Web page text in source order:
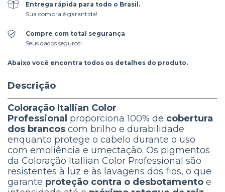
Entrega rápida para todo o Brasil.
Sua compra é garantida!
Compre com total segurança
Seus dados seguros!
Abaixo você encontra todos os detalhes do produto.
Descrição
Coloração Itallian Color
Professional proporciona 100% de cobertura
dos brancos com brilho e durabilidade
enquanto protege o cabelo durante o uso
com emoliência e umectação. Os pigmentos
da Coloração Itallian Color Professional são
resistentes à luz e às lavagens dos fios, o que
garante proteção contra o desbotamento e